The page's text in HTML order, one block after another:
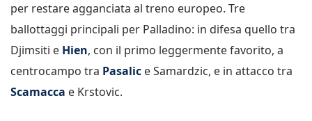
per restare agganciata al treno europeo. Tre
ballottaggi principali per Palladino: in difesa quello tra
Djimsiti e Hien, con il primo leggermente favorito, a
centrocampo tra Pasalic e Samardzic, e in attacco tra
Scamacca e Krstovic.